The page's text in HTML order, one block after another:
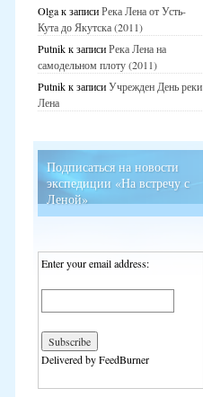
Olgaк записиРека Лена от Усть-
Кута до Якутска (2011)
Putnikк записиРека Лена на
самодельном плоту (2011)
Putnikк записиУчрежден День реки
Лена
Подписаться на новости
экспедиции «На встречу с
Леной»
Enter your email address:
Delivered by FeedBurner